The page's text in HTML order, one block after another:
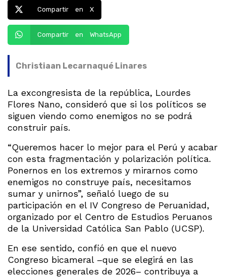
Compartir en X
Compartir en WhatsApp
Christiaan Lecarnaqué Linares
La excongresista de la república, Lourdes
Flores Nano, consideró que si los políticos se
siguen viendo como enemigos no se podrá
construir país.
“Queremos hacer lo mejor para el Perú y acabar
con esta fragmentación y polarización política.
Ponernos en los extremos y mirarnos como
enemigos no construye país, necesitamos
sumar y unirnos”, señaló luego de su
participación en el IV Congreso de Peruanidad,
organizado por el Centro de Estudios Peruanos
de la Universidad Católica San Pablo (UCSP).
En ese sentido, confió en que el nuevo
Congreso bicameral –que se elegirá en las
elecciones generales de 2026– contribuya a